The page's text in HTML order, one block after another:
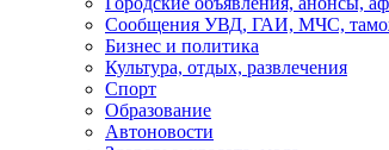
Сообщения УВД, ГАИ, МЧС,
Бизнес и политика
Культура, отдых, развлечения
Спорт
Образование
Автоновости